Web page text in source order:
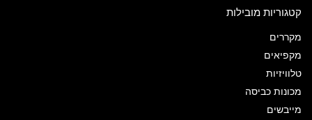
קטגוריות מובילות
מקררים
מקפיאים
טלוויזיות
מכונות כביסה
מייבשים